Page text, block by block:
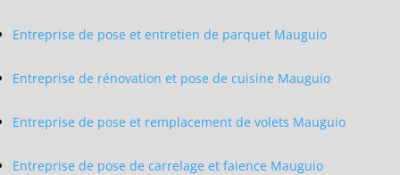
Entreprise de pose et entretien de parquet Mauguio
Entreprise de rénovation et pose de cuisine Mauguio
Entreprise de pose et remplacement de volets Mauguio
Entreprise de pose de carrelage et faience Mauguio